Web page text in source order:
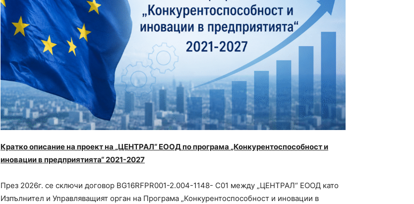
Кратко описание на проект на „ЦЕНТРАЛ“ ЕООДпо програма „Конкурентоспособност и
иновации в предприятията“ 2021-2027
През 2026г. се сключи договор BG16RFPR001-2.004-1148- C01 между „ЦЕНТРАЛ“ ЕООД като
Изпълнител и Управляващият орган на Програма „Конкурентоспособност и иновации в